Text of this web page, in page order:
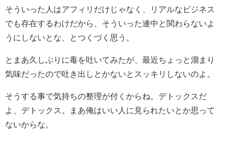
そういった人はアフィリだけじゃなく、リアルなビジネス
でも存在するわけだから、そういった連中と関わらないよ
うにしないとな、とつくづく思う。
とまあ久しぶりに毒を吐いてみたが、最近ちょっと溜まり
気味だったので吐き出しとかないとスッキリしないのよ。
そうする事で気持ちの整理が付くからね。デトックスだ
よ、デトックス。まあ俺はいい人に見られたいとか思って
ないからな。